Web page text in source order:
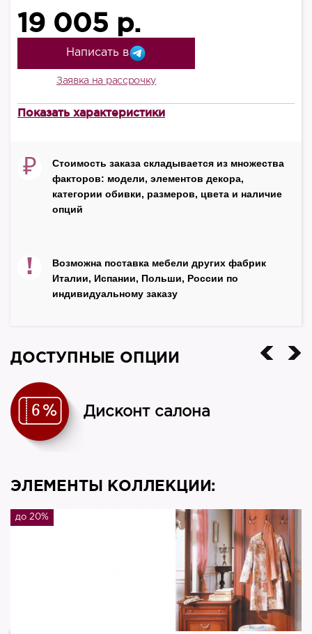
19 005 р.
Написать в
Заявка на рассрочку
Высота, мм
Ширина, мм
Глубина, мм
орех
Производитель
Россия
Показать характеристики
₽
Стоимость заказа складывается из множества
факторов: модели, элементов декора,
категории обивки, размеров, цвета и наличие
опций
!
Возможна поставка мебели других фабрик
Италии, Испании, Польши, России по
индивидуальному заказу
ДОСТУПНЫЕ ОПЦИИ
Дисконт салона
ЭЛЕМЕНТЫ КОЛЛЕКЦИИ:
до 20%